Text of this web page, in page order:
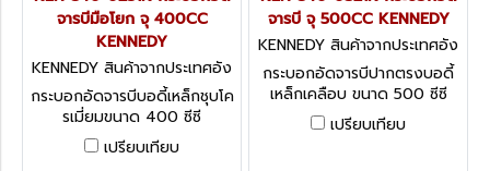
จารบีมือโยก จุ 400CC
KENNEDY
KENNEDY สินค้าจากประเทศอัง
กฤษ KEN-540-0251K
กระบอกอัดจารบีบอดี้เหล็กชุบโค
รเมี่ยมขนาด 400 ซีซี
Kennedy Grease Guns -
LG400
เปรียบเทียบ
จารบี จุ 500CC KENNEDY
KENNEDY สินค้าจากประเทศอัง
กฤษ KEN-540-0321K
กระบอกอัดจารบีปากตรงบอดี้
เหล็กเคลือบ ขนาด 500 ซีซี
Kennedy Grease Guns -
Trigger TG-PRO500
เปรียบเทียบ